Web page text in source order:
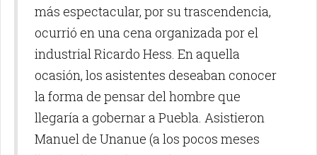
más espectacular, por su trascendencia,
ocurrió en una cena organizada por el
industrial Ricardo Hess. En aquella
ocasión, los asistentes deseaban conocer
la forma de pensar del hombre que
llegaría a gobernar a Puebla. Asistieron
Manuel de Unanue (a los pocos meses